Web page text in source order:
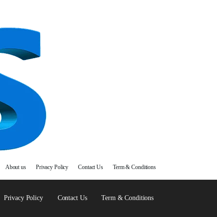
About us Privacy Policy Contact Us Term & Conditions
Privacy Policy Contact Us Term & Conditions